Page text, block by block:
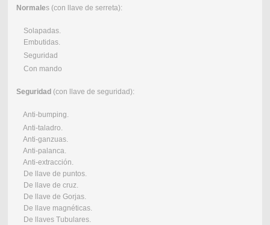
Normales (con llave de serreta):
Solapadas.
Embutidas.
Seguridad
Con mando
Seguridad(con llave de seguridad):
Anti-bumping.
Anti-taladro.
Anti-ganzuas.
Anti-palanca.
Anti-extracción.
De llave de puntos.
De llave de cruz.
De llave de Gorjas.
De llave magnéticas.
De llaves Tubulares.